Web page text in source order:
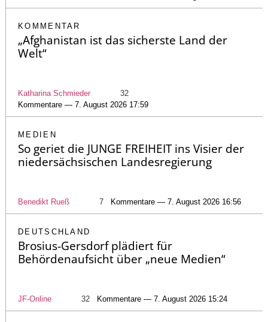
KOMMENTAR
„Afghanistan ist das sicherste Land der
Welt“
Katharina Schmieder
32
Kommentare — 7. August 2026 17:59
MEDIEN
So geriet die JUNGE FREIHEIT ins Visier der
niedersächsischen Landesregierung
Benedikt Rueß 7 Kommentare — 7. August 2026 16:56
DEUTSCHLAND
Brosius-Gersdorf plädiert für
Behördenaufsicht über „neue Medien“
JF-Online 32 Kommentare — 7. August 2026 15:24